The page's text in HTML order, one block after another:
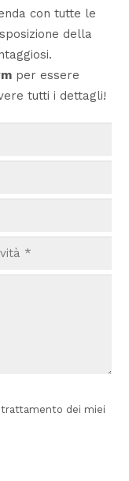
con tutte le
della
per essere
tutti i dettagli!
dei miei